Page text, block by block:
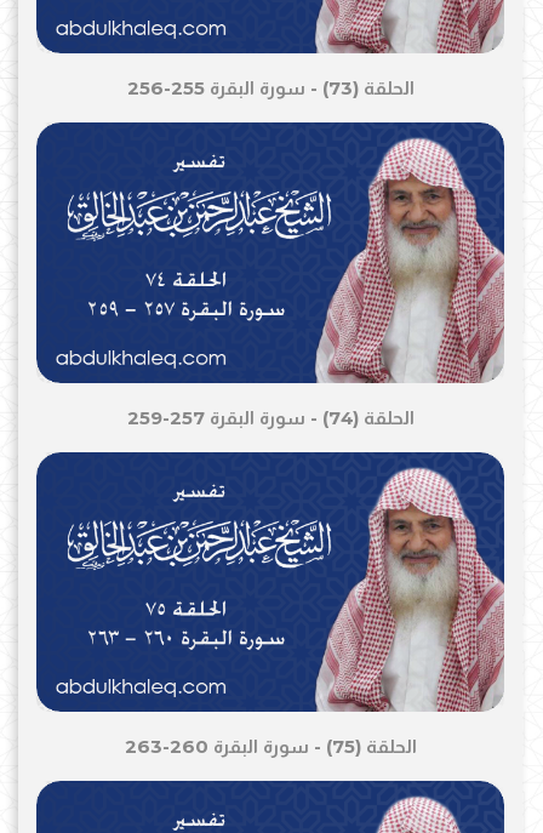
الحلقة (73) - سورة البقرة 255-256
الحلقة (74) - سورة البقرة 257-259
الحلقة (75) - سورة البقرة 260-263